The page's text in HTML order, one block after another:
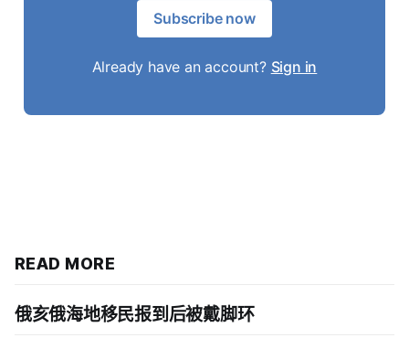
Subscribe now
Already have an account? Sign in
READ MORE
俄亥俄海地移民报到后被戴脚环